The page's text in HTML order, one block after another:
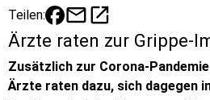
Teilen: mailopen_in_new
Ärzte raten zur Grippe-
Zusätzlich zur Corona-
Ärzte raten dazu, sich dagegen